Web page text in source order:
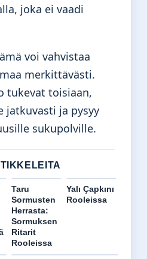
joka ei vaadi
voi vahvistaa
merkittävästi.
tukevat toisiaan,
jatkuvasti ja pysyy
sukupolville.
Taru
Sormusten
Herrasta:
Sormuksen
Ritarit
Rooleissa
Yalı Çapkını
Rooleissa